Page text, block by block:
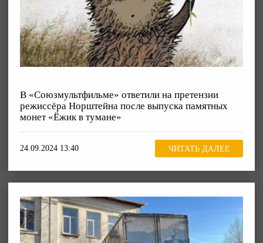
В «Союзмультфильме» ответили на претензии
режиссёра Норштейна после выпуска памятных
монет «Ёжик в тумане»
24.09.2024 13:40 ЧИТАТЬ ДАЛЕЕ